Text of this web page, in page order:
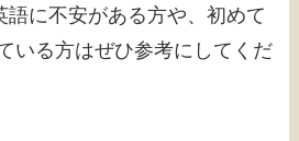
語に不安がある方や、初めて
いる方はぜひ参考にしてくだ